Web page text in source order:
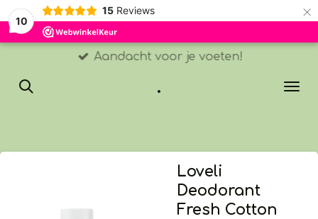
10
15 Reviews ×
.
Aandacht voor je voeten!
Loveli
Deodorant
Fresh Cotton